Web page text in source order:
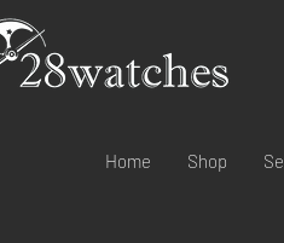
Home Shop